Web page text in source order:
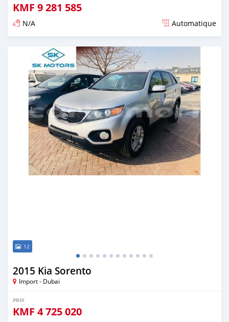
KMF 9 281 585
N/A Automatique
Publié il y a presque 6 ans
12
2015 Kia Sorento
Import - Dubai
PRIX
KMF 4 725 020